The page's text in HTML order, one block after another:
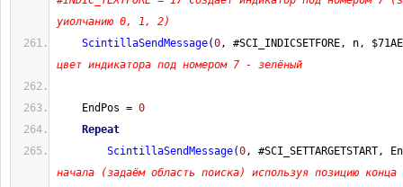
уиолчанию 0, 1, 2)
ScintillaSendMessage(0, #SCI_INDICSETFORE, n,
цвет индикатора под номером 7 - зелёный
EndPos = 0
Repeat
ScintillaSendMessage(0, #SCI_SETTARGETSTART,
начала (задаём область поиска) используя позицию конца